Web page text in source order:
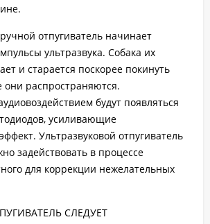
отпугиватель начинает
ультразвука. Собака их
и старается поскорее покинуть
они распространяются.
будут появляться
усиливающие
Ультразвуковой отпугиватель
задействовать в процессе
для коррекции нежелательных
СЛЕДУЕТ